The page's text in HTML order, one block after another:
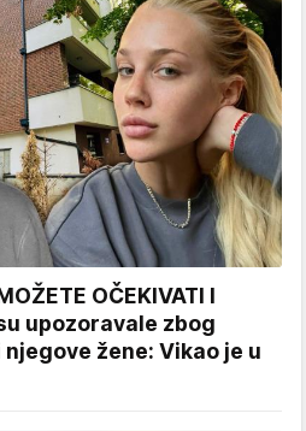
OČEKIVATI I
upozoravale zbog
žene: Vikao je u